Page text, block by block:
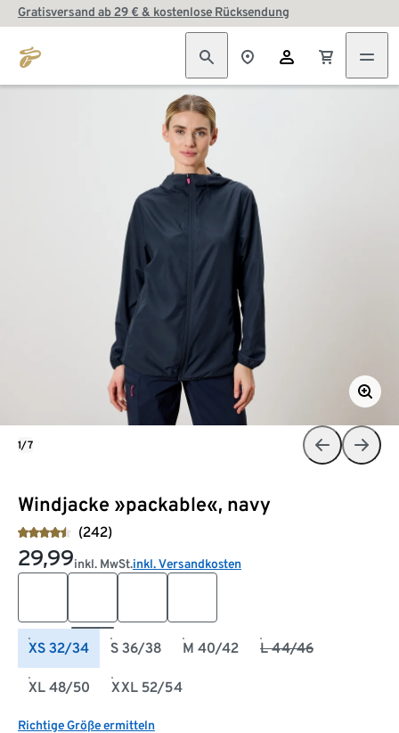
Gratisversand ab 29 € & kostenlose Rücksendung
Windjacke »packable«, navy
(242)
29,99inkl. MwSt.inkl. Versandkosten
XS 32/34 S 36/38 M 40/42 L 44/46
XL 48/50 XXL 52/54
Richtige Größe ermitteln
1/7